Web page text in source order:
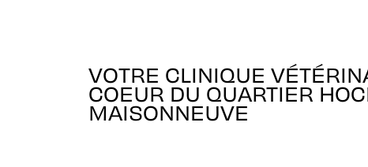
VOTRE CLINIQUE
COEUR DU QUARTIER
MAISONNEUVE